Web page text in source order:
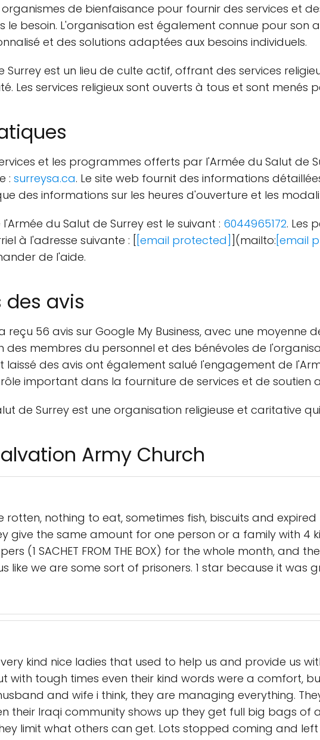
de bienfaisance pour fournir des services et
le besoin. L'organisation est également connue pour son
et des solutions adaptées aux besoins individuels.
Surrey est un lieu de culte actif, offrant des services
Les services religieux sont ouverts à tous et sont menés
et les programmes offerts par l'Armée du Salut de
: surreysa.ca. Le site web fournit des informations
des informations sur les heures d'ouverture et les
du Salut de Surrey est le suivant : 6044965172. Les
à l'adresse suivante : [ [email protected] ](mailto:[email
de l'aide.
avis
reçu 56 avis sur Google My Business, avec une moyenne
des membres du personnel et des bénévoles de
laissé des avis ont également salué l'engagement de
important dans la fourniture de services et de soutien
de Surrey est une organisation religieuse et caritative
Army Church
rotten, nothing to eat, sometimes fish, biscuits and
give the same amount for one person or a family with 4
(1 SACHET FROM THE BOX) for the whole month, and
like we are some sort of prisoners. 1 star because it was
kind nice ladies that used to help us and provide us
with tough times even their kind words were a comfort,
and wife i think, they are managing everything.
their Iraqi community shows up they get full big bags of
limit what others can get. Lots stopped coming and